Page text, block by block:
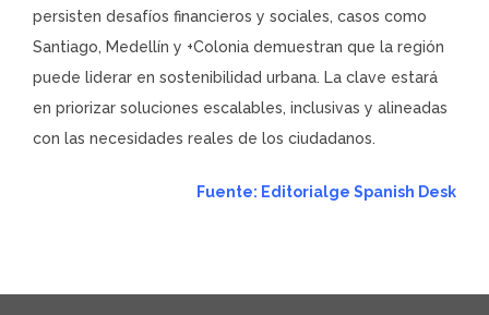
persisten desafíos financieros y sociales, casos como
Santiago, Medellín y +Colonia demuestran que la región
puede liderar en sostenibilidad urbana. La clave estará
en priorizar soluciones escalables, inclusivas y alineadas
con las necesidades reales de los ciudadanos.
Fuente: Editorialge Spanish Desk